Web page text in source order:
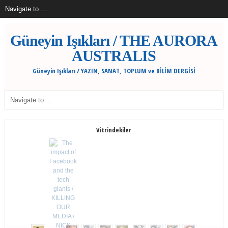
Güneyin Işıkları / THE AURORA
AUSTRALIS
Güneyin Işıkları / YAZIN, SANAT, TOPLUM ve BİLİM DERGİSİ
Vitrindekiler